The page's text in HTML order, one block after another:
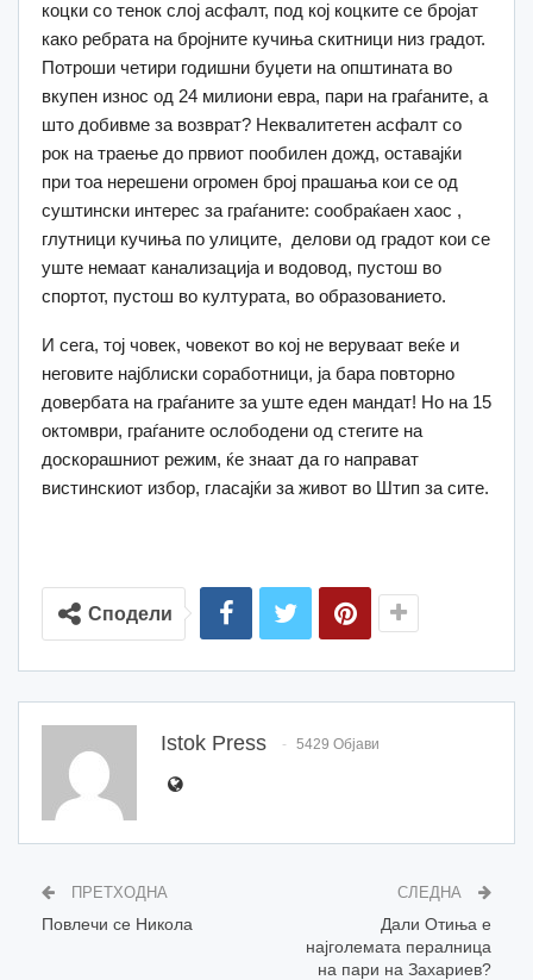
коцки со тенок слој асфалт, под кој коцките се бројат
како ребрата на бројните кучиња скитници низ градот.
Потроши четири годишни буџети на општината во
вкупен износ од 24 милиони евра, пари на граѓаните, а
што добивме за возврат? Неквалитетен асфалт со
рок на траење до првиот пообилен дожд, оставајќи
при тоа нерешени огромен број прашања кои се од
суштински интерес за граѓаните: сообраќаен хаос ,
глутници кучиња по улиците, делови од градот кои се
уште немаат канализација и водовод, пустош во
спортот, пустош во културата, во образованието.
И сега, тој човек, човекот во кој не веруваат веќе и
неговите најблиски соработници, ја бара повторно
довербата на граѓаните за уште еден мандат! Но на 15
октомври, граѓаните ослободени од стегите на
доскорашниот режим, ќе знаат да го направат
вистинскиот избор, гласајќи за живот во Штип за сите.
Сподели
Istok Press 5429 Објави
ПРЕТХОДНА
Повлечи се Никола
СЛЕДНА
Дали Отиња е
најголемата пералница
на пари на Захариев?